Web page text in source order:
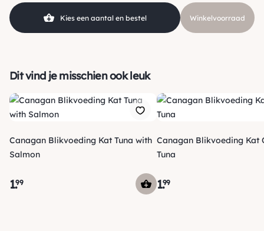
Kies een aantal en bestel Winkelvoorraad
Dit vind je misschien ook leuk
Canagan Blikvoeding Kat Tuna with
Salmon
1.99
Canagan Blikvoeding Kat
Tuna
1.99